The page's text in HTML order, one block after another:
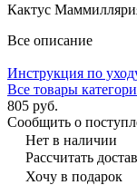
Кактус
Все описание
Инструкция по
Все товары
805 руб.
Сообщить о
Нет в наличии
Рассчитать
Хочу в подарок